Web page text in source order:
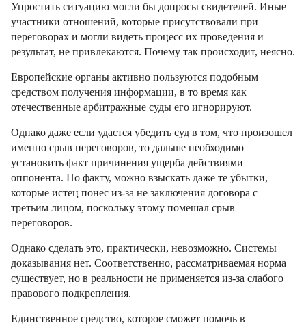
Упростить ситуацию могли бы допросы свидетелей. Иные
участники отношений, которые присутствовали при
переговорах и могли видеть процесс их проведения и
результат, не привлекаются. Почему так происходит, неясно.
Европейские органы активно пользуются подобным
средством получения информации, в то время как
отечественные арбитражные суды его игнорируют.
Однако даже если удастся убедить суд в том, что произошел
именно срыв переговоров, то дальше необходимо
установить факт причинения ущерба действиями
оппонента. По факту, можно взыскать даже те убытки,
которые истец понес из-за не заключения договора с
третьим лицом, поскольку этому помешал срыв
переговоров.
Однако сделать это, практически, невозможно. Системы
доказывания нет. Соответственно, рассматриваемая норма
существует, но в реальности не применяется из-за слабого
правового подкрепления.
Единственное средство, которое сможет помочь в